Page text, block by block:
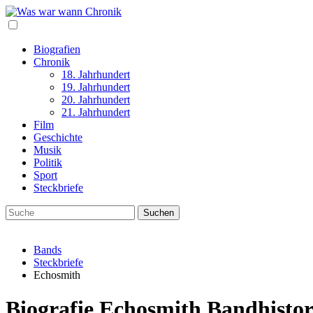
Biografien
Chronik
18. Jahrhundert
19. Jahrhundert
20. Jahrhundert
21. Jahrhundert
Film
Geschichte
Musik
Politik
Sport
Steckbriefe
Bands
Steckbriefe
Echosmith